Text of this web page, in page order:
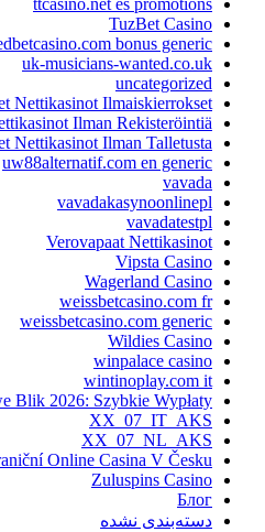
ttcasino.net es promotions
TuzBet Casino
bonus generic
uk-musicians-wanted.co.uk
uncategorized
Nettikasinot Ilmaiskierrokset
Ilman Rekisteröintiä
Nettikasinot Ilman Talletusta
uw88alternatif.com en generic
vavada
vavadakasynoonlinepl
vavadatestpl
Verovapaat Nettikasinot
Vipsta Casino
Wagerland Casino
weissbetcasino.com fr
weissbetcasino.com generic
Wildies Casino
winpalace casino
wintinoplay.com it
Blik 2026: Szybkie Wypłaty
XX_07_IT_AKS
XX_07_NL_AKS
Online Casina V Česku
Zuluspins Casino
Блог
دسته‌بندی نشده